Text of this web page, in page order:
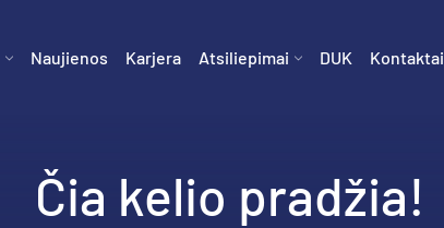
Naujienos Karjera Atsiliepimai DUK Kontaktai
Čia kelio pradžia!